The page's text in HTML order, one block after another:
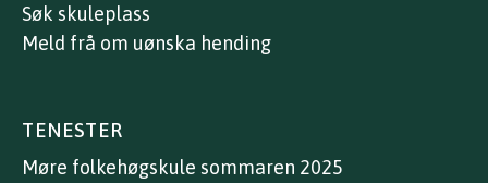
Søk skuleplass
Meld frå om uønska hending
TENESTER
Møre folkehøgskule sommaren 2025